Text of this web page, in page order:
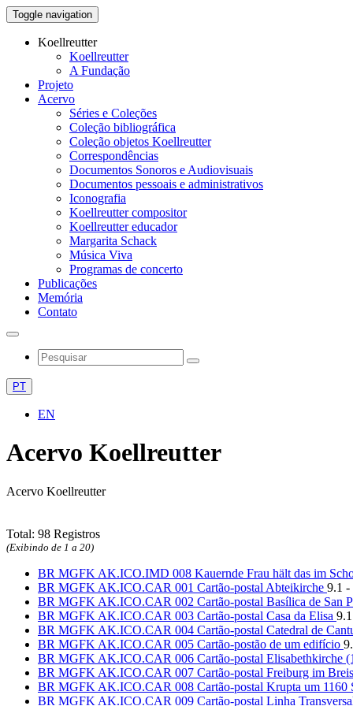
Toggle navigation
Koellreutter
Koellreutter
A Fundação
Projeto
Acervo
Séries e Coleções
Coleção bibliográfica
Coleção objetos Koellreutter
Correspondências
Documentos Sonoros e Audiovisuais
Documentos pessoais e administrativos
Iconografia
Koellreutter compositor
Koellreutter educador
Margarita Schack
Música Viva
Programas de concerto
Publicações
Memória
Contato
PT
EN
Acervo Koellreutter
Acervo Koellreutter
Total: 98 Registros
(Exibindo de 1 a 20)
BR MGFK AK.ICO.IMD 008 Kauernde Frau hält das im
BR MGFK AK.ICO.CAR 001 Cartão-postal Abteikirche 9.1 -
BR MGFK AK.ICO.CAR 002 Cartão-postal Basílica de San
BR MGFK AK.ICO.CAR 003 Cartão-postal Casa da Elisa
BR MGFK AK.ICO.CAR 004 Cartão-postal Catedral de
BR MGFK AK.ICO.CAR 005 Cartão-postão de um edifício
BR MGFK AK.ICO.CAR 006 Cartão-postal Elisabethkirche
BR MGFK AK.ICO.CAR 007 Cartão-postal Freiburg im
BR MGFK AK.ICO.CAR 008 Cartão-postal Krupta um 1160
BR MGFK AK.ICO.CAR 009 Cartão-postal Linha